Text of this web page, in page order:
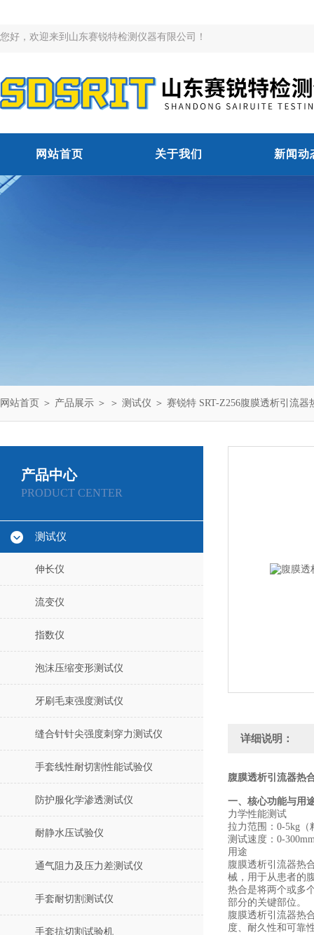
您好，欢迎来到山东赛锐特检测仪器有限公司！
网站首页 关于我们 新闻动
网站首页 ＞ 产品展示 ＞ ＞ 测试仪 ＞ 赛锐特 SRT-Z256腹膜透析引流
产品中心
PRODUCT CENTER
测试仪
伸长仪
流变仪
指数仪
泡沫压缩变形测试仪
牙刷毛束强度测试仪
缝合针针尖强度刺穿力测试仪
手套线性耐切割性能试验仪
防护服化学渗透测试仪
耐静水压试验仪
通气阻力及压力差测试仪
手套耐切割测试仪
手套抗切割试验机
详细说明：
腹膜透析引流器热
一、核心功能与用
‌力学性能测试‌
拉力范围‌：0-5kg（
测试速度‌：0-
用途
腹膜透析引流器热
械，用于从患者的
热合是将两个或多
部分的关键部位。
腹膜透析引流器热
度、耐久性和可靠